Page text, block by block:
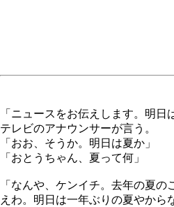
「ニュースをお伝えします。明日
テレビのアナウンサーが言う。
「おお、そうか。明日は夏か」
「おとうちゃん、夏って何」
「なんや、ケンイチ。去年の夏の
えわ。明日は一年ぶりの夏やから